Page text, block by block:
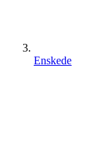
Enskede